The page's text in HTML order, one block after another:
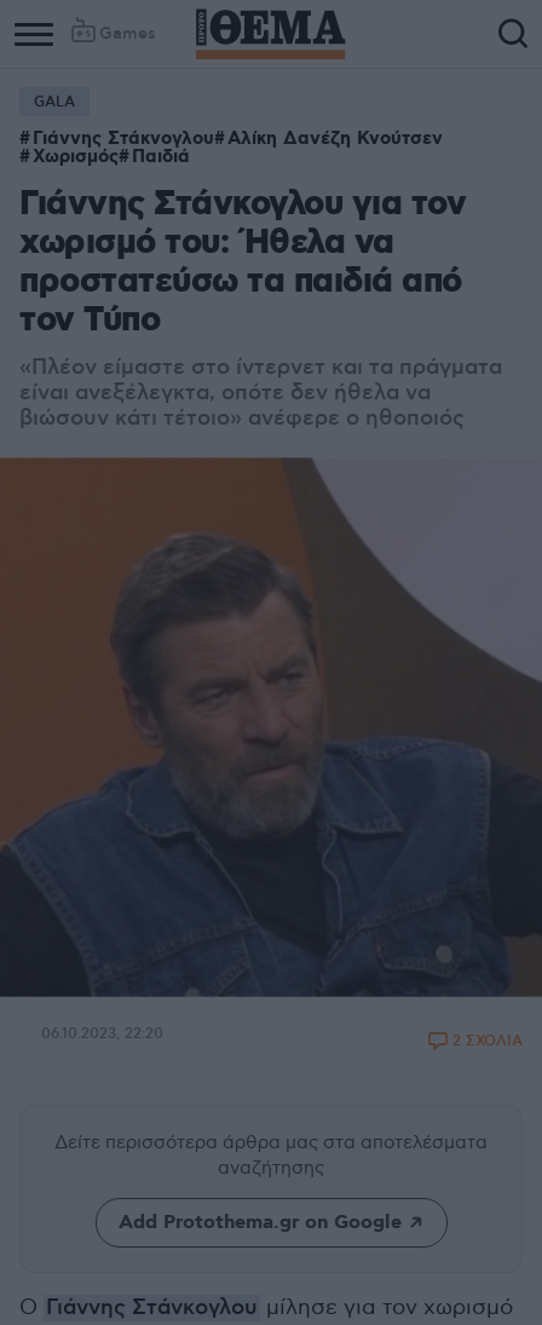
Games
Column
1
Column
2
GALA
Γιάννης Στάκνογλου Αλίκη Δανέζη Κνούτσεν
Χωρισμός Παιδιά
Γιάννης Στάνκογλου για τον
χωρισμό του: Ήθελα να
προστατεύσω τα παιδιά από
τον Τύπο
«Πλέον είμαστε στο ίντερνετ και τα πράγματα
είναι ανεξέλεγκτα, οπότε δεν ήθελα να
βιώσουν κάτι τέτοιο» ανέφερε ο ηθοποιός
06.10.2023, 22:20 2 ΣΧΟΛΙΑ
Δείτε περισσότερα άρθρα μας στα αποτελέσματα
αναζήτησης
Add Protothema.gr on Google
Ο Γιάννης Στάνκογλου μίλησε για τον χωρισμό